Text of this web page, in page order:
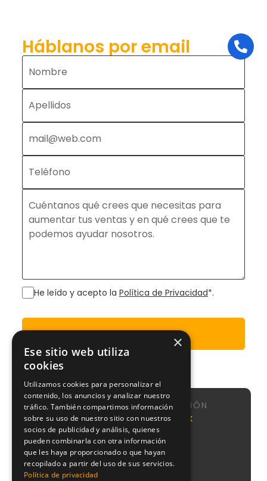
Háblanos por email
He leído y acepto la Política de Privacidad*.
Enviar
NAVEGACIÓN
Agencia
SEO
Agencia
Google
Ads
Nosotros
Sistema
CMI
Podcast
NeoAttack
Calle de
Sta
Engracia,
151, 1,
puerta 1,
Chamberí,
×
Ese sitio web utiliza
cookies
Utilizamos cookies para personalizar el
contenido, los anuncios y analizar nuestro
tráfico. También compartimos información
sobre su uso de nuestro sitio con nuestros
socios de publicidad y análisis, quienes
pueden combinarla con otra información
que les haya proporcionado o que hayan
recopilado a partir del uso de sus servicios.
Política de privacidad